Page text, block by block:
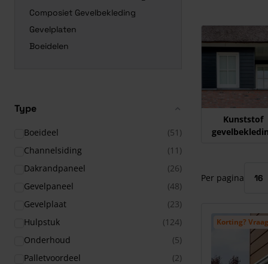
Composiet Gevelbekleding
Gevelplaten
Boeidelen
Type
Boeideel
(51)
Channelsiding
(11)
Dakrandpaneel
(26)
Gevelpaneel
(48)
Gevelplaat
(23)
Hulpstuk
(124)
Onderhoud
(5)
Palletvoordeel
(2)
Kunststof
Per pagina
Korting?